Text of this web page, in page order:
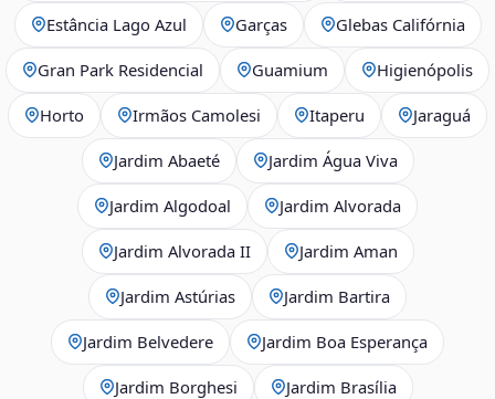
Estância Lago Azul Garças Glebas Califórnia
Gran Park Residencial Guamium Higienópolis
Horto Irmãos Camolesi Itaperu Jaraguá
Jardim Abaeté Jardim Água Viva
Jardim Algodoal Jardim Alvorada
Jardim Alvorada II Jardim Aman
Jardim Astúrias Jardim Bartira
Jardim Belvedere Jardim Boa Esperança
Jardim Borghesi Jardim Brasília